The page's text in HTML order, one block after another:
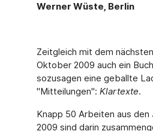
Werner Wüste, Berlin
Zeitgleich mit dem
Oktober 2009 auch ein
sozusagen eine geballte
"Mitteilungen": Klartexte.
Knapp 50 Arbeiten aus den
2009 sind darin